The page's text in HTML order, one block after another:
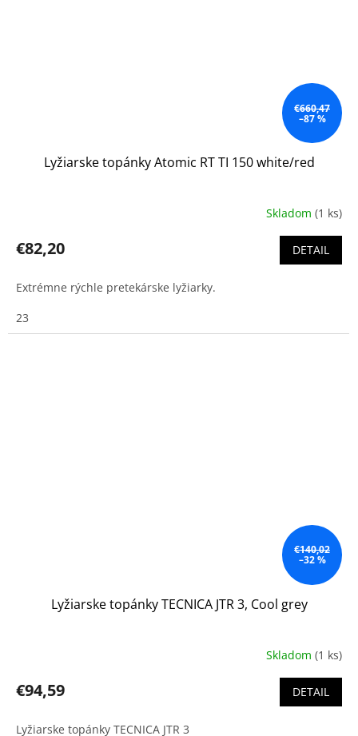
€660,47
–87 %
Lyžiarske topánky Atomic RT TI 150 white/red
Skladom (1 ks)
€82,20 DETAIL
Extrémne rýchle pretekárske lyžiarky.
23
€140,02
–32 %
Lyžiarske topánky TECNICA JTR 3, Cool grey
Skladom (1 ks)
€94,59 DETAIL
Lyžiarske topánky TECNICA JTR 3